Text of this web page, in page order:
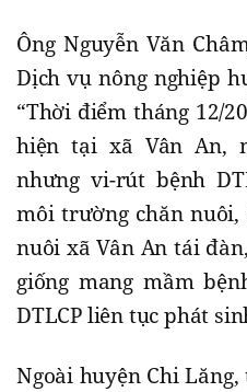
Ông Nguyễn Văn
Dịch vụ nông nghiệp
“Thời điểm tháng 12/
hiện tại xã Vân An,
nhưng vi-rút bệnh
môi trường chăn
nuôi xã Vân An tái
giống mang mầm
DTLCP liên tục phát
Ngoài huyện Chi